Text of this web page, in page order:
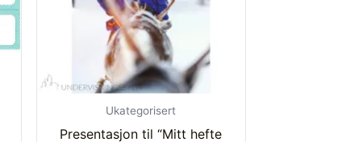
Ukategorisert
Presentasjon til “Mitt hefte